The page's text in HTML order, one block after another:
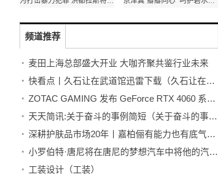
频道推荐
麦田上海总部盛大开业 大咖齐聚共鉴行业未来
快看点丨久石让在武道馆迅雷下载（久石让在武道馆）
ZOTAC GAMING 发布 GeForce RTX 4060 系列|全球快报
天天简讯:关于奋斗的事例简短（关于奋斗的事例）
深耕护肤品市场20年丨嘉柏俪有能力也有底气让你成功
小罗伯特·唐尼将在唐尼的梦想汽车中将他的汽车系列变成绿色_今日热搜
工装设计（工装）